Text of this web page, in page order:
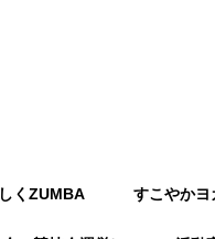
くZUMBA すこやかヨ